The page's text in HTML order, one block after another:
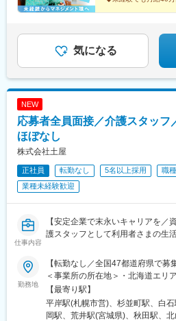
希望・移住希望の方はお気軽にご
京都】【神奈川県】【新潟県】【
用会社負担等の移住支援あり（規
への1年間の支援あり（規定有）★
川・徳島・青森にて新規事業所オー
気になる
NEW
応募者全員面接／介護スタッフ
ほぼなし
株式会社土屋
正社員 転勤なし 5名以上採用
職
業種未経験歓迎
仕事内容
【安定企業で末永いキャリアを／
護スタッフとして利用者さまの生
勤務地
【転勤なし／全国47都道府県で募
＜事業所の所在地＞・北海道エリ
／函館市・東北エリア：岩手市／
市／弘前市・関東エリア：茨城市
志野市／板橋区／多摩市／相模原
【最寄り駅】
平岸駅(札幌市営)、杉並町駅、白
岡駅、荒井駅(宮城県)、秋田駅、